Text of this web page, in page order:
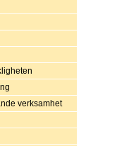
verksamhet